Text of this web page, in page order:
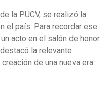
la PUCV, se realizó la
el país. Para recordar ese
acto en el salón de honor
la relevante
de una nueva era